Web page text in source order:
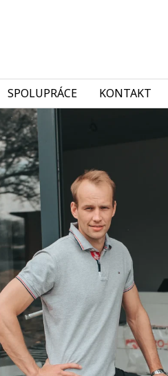
SPOLUPRÁCE KONTAKT